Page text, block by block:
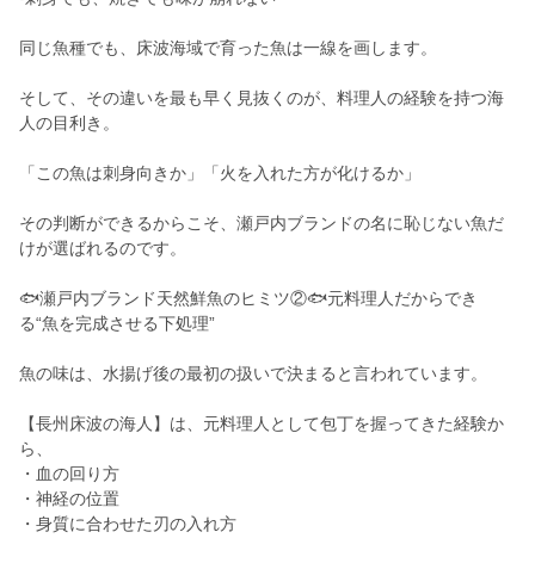
同じ魚種でも、床波海域で育った魚は一線を画します。
そして、その違いを最も早く見抜くのが、料理人の経験を持つ海
人の目利き。
「この魚は刺身向きか」「火を入れた方が化けるか」
その判断ができるからこそ、瀬戸内ブランドの名に恥じない魚だ
けが選ばれるのです。
🐟瀬戸内ブランド天然鮮魚のヒミツ②🐟元料理人だからでき
る“魚を完成させる下処理”
魚の味は、水揚げ後の最初の扱いで決まると言われています。
【長州床波の海人】は、元料理人として包丁を握ってきた経験か
ら、
・血の回り方
・神経の位置
・身質に合わせた刃の入れ方